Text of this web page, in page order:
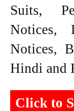
Suits,
Notices,
Notices,
Hindi and
Click to